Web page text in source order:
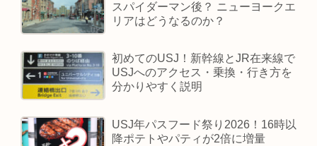
スパイダーマン後？ ニューヨークエ
リアはどうなるのか？
初めてのUSJ！新幹線とJR在来線で
USJへのアクセス・乗換・行き方を
分かりやすく説明
USJ年パスフード祭り2026！16時以
降ポテトやパティが2倍に増量